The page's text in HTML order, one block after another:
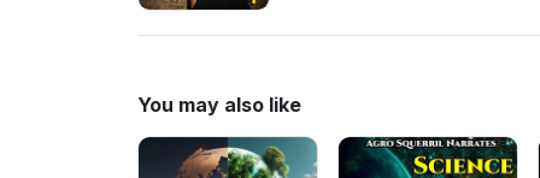
utsatta bemöts, vilka
You may also like